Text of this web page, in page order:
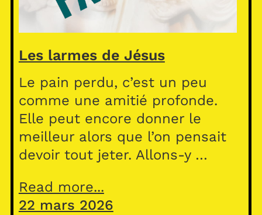
Les larmes de Jésus
Le pain perdu, c’est un peu
comme une amitié profonde.
Elle peut encore donner le
meilleur alors que l’on pensait
devoir tout jeter. Allons-y …
Read more...
22 mars 2026